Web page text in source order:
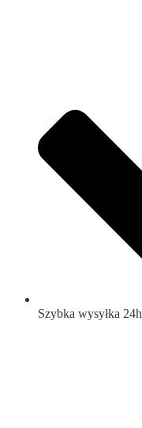
Szybka wysyłka 24h